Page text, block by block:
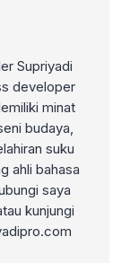
Supriyadi
developer
minat
budaya,
suku
ahli bahasa
saya
kunjungi